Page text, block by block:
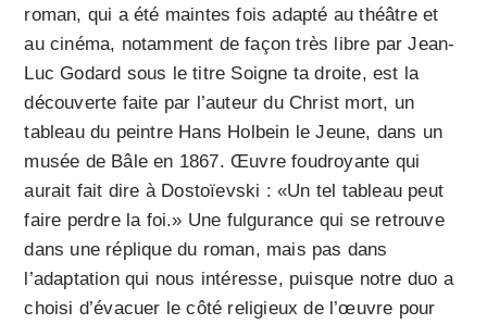
roman, qui a été maintes fois adapté au théâtre et
au cinéma, notamment de façon très libre par Jean-
Luc Godard sous le titre Soigne ta droite, est la
découverte faite par l’auteur du Christ mort, un
tableau du peintre Hans Holbein le Jeune, dans un
musée de Bâle en 1867. Œuvre foudroyante qui
aurait fait dire à Dostoïevski : «Un tel tableau peut
faire perdre la foi.» Une fulgurance qui se retrouve
dans une réplique du roman, mais pas dans
l’adaptation qui nous intéresse, puisque notre duo a
choisi d’évacuer le côté religieux de l’œuvre pour